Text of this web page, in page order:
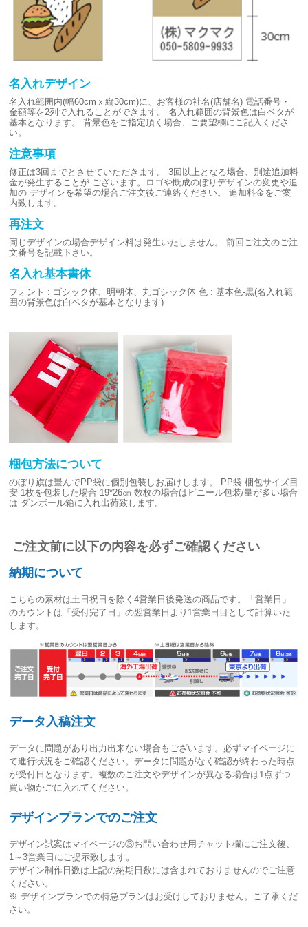
名入れデザイン
名入れ範囲内(幅60cmｘ縦30cm)に、お客様の社名(店舗名) 電話番号・
金額等を2列で入れることができます。
名入れ範囲の背景色は白ベタが
基本となります。
背景色をご指定頂く場合、ご要望欄にご記入くださ
い。
注意事項
修正は3回までとさせていただきます。
3回以上となる場合、別途追加料
金が発生することが ございます。ロゴや既成のぼりデザインの変更や追
加の デザインを希望の場合ご注文後ご連絡ください。
追加料金をご案
内致します。
再注文
同じデザインの場合デザイン料は発生いたしません。
前回ご注文のご注
文番号を記載下さい。
名入れ基本書体
フォント : ゴシック体、明朝体、丸ゴシック体 色 : 基本色-黒(名入れ範
囲の背景色は白ベタが基本となります)
梱包方法について
のぼり旗は畳んでPP袋に個別包装しお届けします。
PP袋 梱包サイズ目
安 1枚を包装した場合 19*26㎝ 数枚の場合はビニール包装/量が多い場合
は ダンボール箱に入れ出荷致します。
ご注文前に以下の内容を必ずご確認ください
納期について
こちらの素材は土日祝日を除く4営業日後発送の商品です。「営業日」
のカウントは「受付完了日」の翌営業日より1営業日目として計算いた
します。
データ入稿注文
データに問題があり出力出来ない場合もございます。必ずマイページに
て進行状況をご確認ください。データに問題がなく確認が終わった時点
が受付日 となります。複数のご注文やデザインが異なる場合は1点ずつ
買い物かごに入れてください。
デザインプランでのご注文
デザイン試案はマイページの③お問い合わせ用チャット欄にご注文後、
1～3営業日 にご提示致します。
デザイン制作日数は上記の納期日数には含まれておりませんのでご注意
ください。
※ デザインプランでの特急プランはお受けしておりません。ご了承くだ
さい。